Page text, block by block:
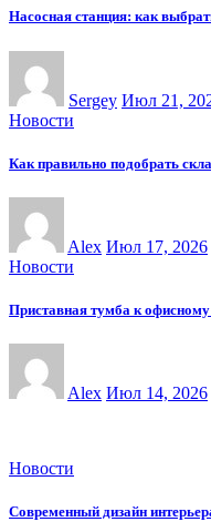
Насосная станция: как
Sergey Июл 21,
Новости
Как правильно подобрать
Alex Июл 17, 2026
Новости
Приставная тумба к
Alex Июл 14, 2026
Новости
Современный дизайн